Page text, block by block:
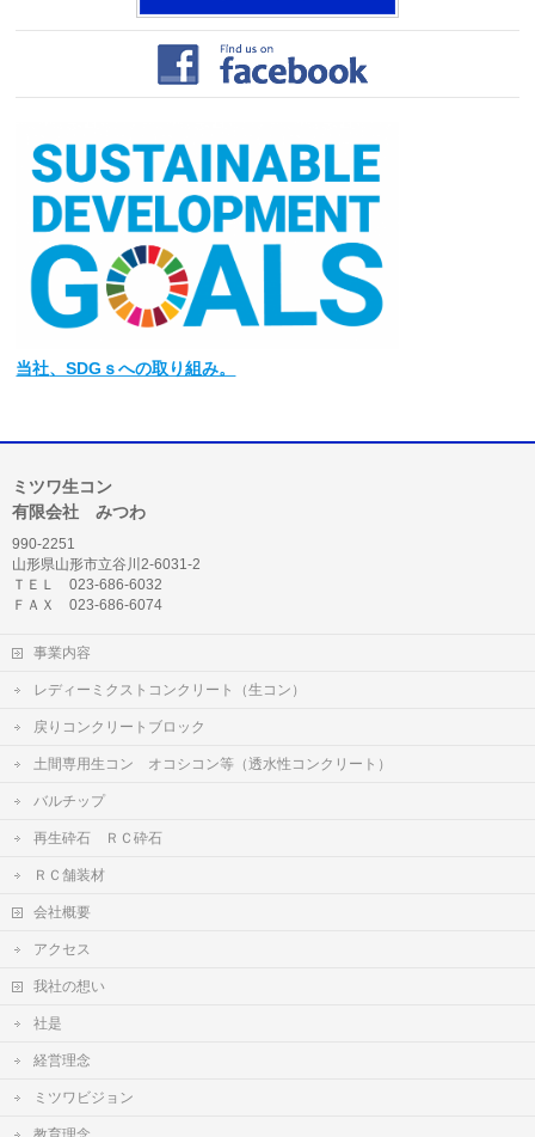
当社、SDGｓへの取り組み。
ミツワ生コン
有限会社 みつわ
990-2251
山形県山形市立谷川2-6031-2
ＴＥＬ 023-686-6032
ＦＡＸ 023-686-6074
事業内容
レディーミクストコンクリート（生コン）
戻りコンクリートブロック
土間専用生コン オコシコン等（透水性コンクリート）
バルチップ
再生砕石 ＲＣ砕石
ＲＣ舗装材
会社概要
アクセス
我社の想い
社是
経営理念
ミツワビジョン